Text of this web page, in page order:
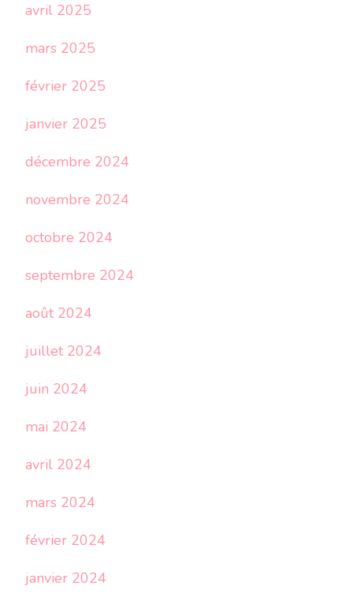
avril 2025
mars 2025
février 2025
janvier 2025
décembre 2024
novembre 2024
octobre 2024
septembre 2024
août 2024
juillet 2024
juin 2024
mai 2024
avril 2024
mars 2024
février 2024
janvier 2024